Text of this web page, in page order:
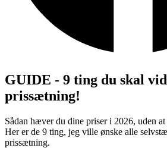
GUIDE - 9 ting du skal
prissætning!
Sådan hæver du dine priser i 2026, uden
Her er de 9 ting, jeg ville ønske alle
prissætning.